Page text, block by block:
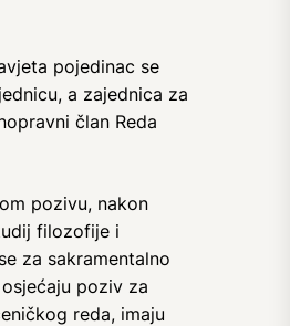
pojedinac se
a zajednica za
član Reda
pozivu, nakon
filozofije i
za sakramentalno
poziv za
reda, imaju